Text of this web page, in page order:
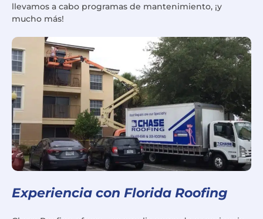
llevamos a cabo programas de mantenimiento, ¡y
mucho más!
Experiencia con Florida Roofing